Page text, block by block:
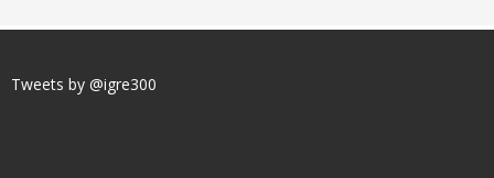
Tweets by @igre300